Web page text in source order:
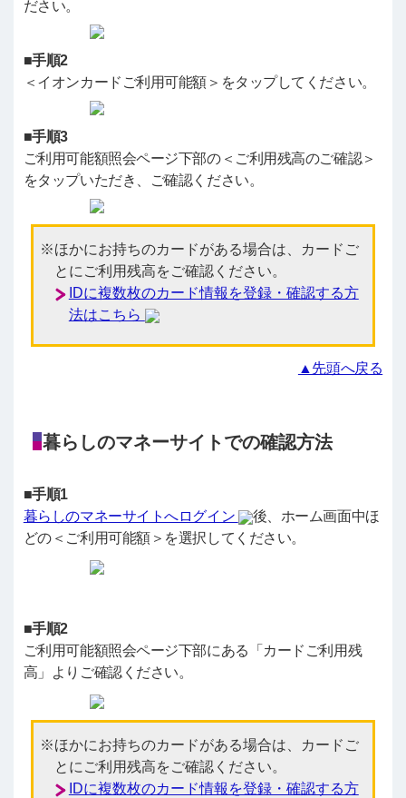
ださい。
■手順2
＜イオンカードご利用可能額＞をタップしてください。
■手順3
ご利用可能額照会ページ下部の＜ご利用残高のご確認＞
をタップいただき、ご確認ください。
ほかにお持ちのカードがある場合は、カードご
とにご利用残高をご確認ください。
IDに複数枚のカード情報を登録・確認する方
法はこちら
▲先頭へ戻る
暮らしのマネーサイトでの確認方法
■手順1
暮らしのマネーサイトへログイン
後、ホーム画面中ほ
どの＜ご利用可能額＞を選択してください。
■手順2
ご利用可能額照会ページ下部にある「カードご利用残
高」よりご確認ください。
ほかにお持ちのカードがある場合は、カードご
とにご利用残高をご確認ください。
IDに複数枚のカード情報を登録・確認する方